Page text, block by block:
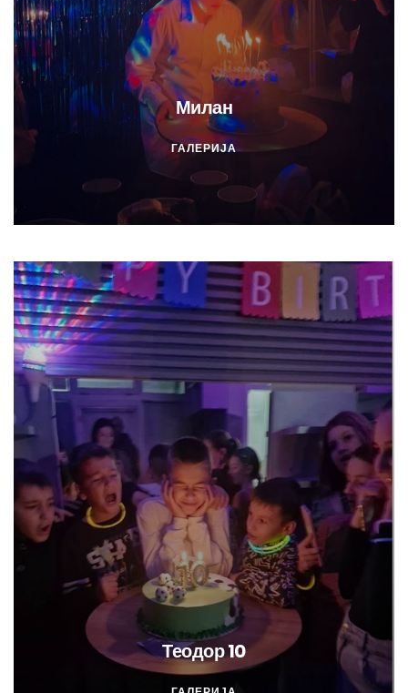
Милан
ГАЛЕРИЈА
Теодор 10